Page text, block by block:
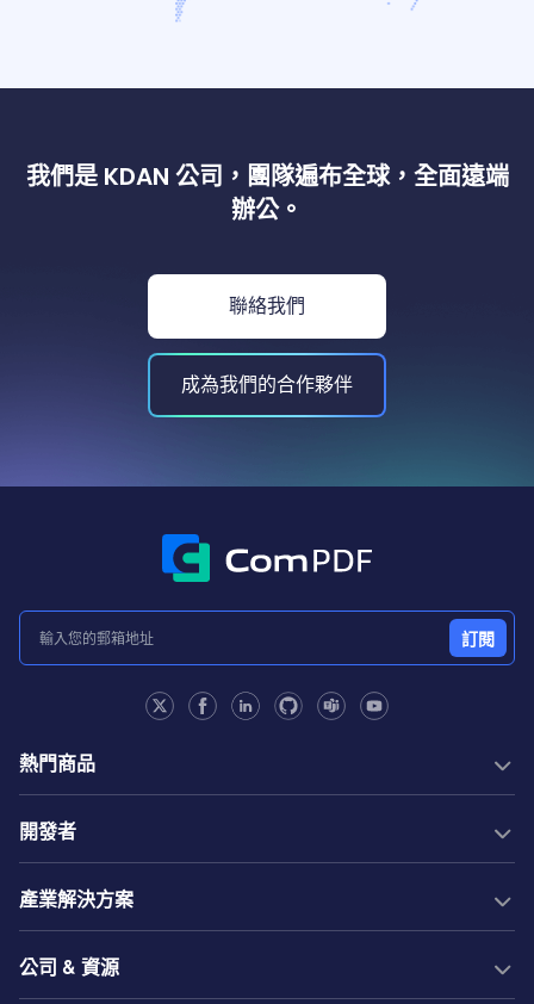
我們是 KDAN 公司，團隊遍布全球，全面遠端
辦公。
聯絡我們
成為我們的合作夥伴
訂閱
熱門商品
PDF SDK
PDF 生成
New
Web SDK
開發者
開發文檔
Java 指南
社群
免費試用
技術支援
產業解決方案
行業解決方案
Web 應用集成
公司 & 資源